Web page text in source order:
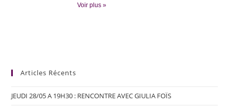
Voir plus »
Articles Récents
JEUDI 28/05 A 19H30 : RENCONTRE AVEC GIULIA FOÏS